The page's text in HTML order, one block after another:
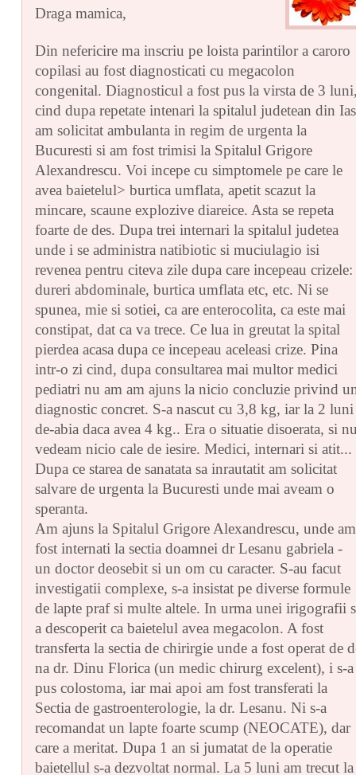
Draga mamica,
Din nefericire ma inscriu pe loista parintilor a caroro
copilasi au fost diagnosticati cu megacolon
congenital. Diagnosticul a fost pus la virsta de 3
cind dupa repetate intenari la spitalul judetean din
am solicitat ambulanta in regim de urgenta la
Bucuresti si am fost trimisi la Spitalul Grigore
Alexandrescu. Voi incepe cu simptomele pe care le
avea baietelul> burtica umflata, apetit scazut la
mincare, scaune explozive diareice. Asta se repeta
foarte de des. Dupa trei internari la spitalul judetea
unde i se administra natibiotic si muciulagio isi
revenea pentru citeva zile dupa care incepeau crizele:
dureri abdominale, burtica umflata etc, etc. Ni se
spunea, mie si sotiei, ca are enterocolita, ca este mai
constipat, dat ca va trece. Ce lua in greutat la spital
pierdea acasa dupa ce incepeau aceleasi crize. Pina
intr-o zi cind, dupa consultarea mai multor medici
pediatri nu am am ajuns la nicio concluzie privind
diagnostic concret. S-a nascut cu 3,8 kg, iar la 2 luni
de-abia daca avea 4 kg.. Era o situatie disoerata, si
vedeam nicio cale de iesire. Medici, internari si atit...
Dupa ce starea de sanatata sa inrautatit am solicitat
salvare de urgenta la Bucuresti unde mai aveam o
speranta.
Am ajuns la Spitalul Grigore Alexandrescu, unde am
fost internati la sectia doamnei dr Lesanu gabriela -
un doctor deosebit si un om cu caracter. S-au facut
investigatii complexe, s-a insistat pe diverse formule
de lapte praf si multe altele. In urma unei irigografii
a descoperit ca baietelul avea megacolon. A fost
transferta la sectia de chirirgie unde a fost operat de
na dr. Dinu Florica (un medic chirurg excelent), i s-a
pus colostoma, iar mai apoi am fost transferati la
Sectia de gastroenterologie, la dr. Lesanu. Ni s-a
recomandat un lapte foarte scump (NEOCATE), dar
care a meritat. Dupa 1 an si jumatat de la operatie
baietellul s-a dezvoltat normal. La 5 luni am trecut la